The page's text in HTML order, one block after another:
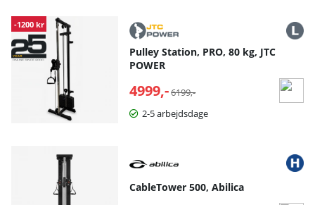
-1200 kr
Pulley Station, PRO, 80 kg, JTC
POWER
4999,- Normalpris:
6199,-
2-5 arbejdsdage
CableTower 500, Abilica